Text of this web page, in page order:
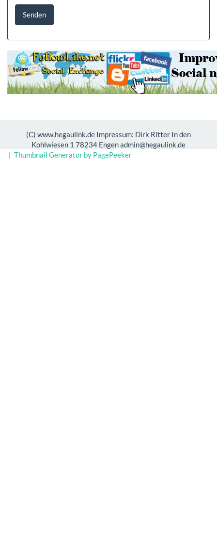
(C) www.hegaulink.de Impressum: Dirk Ritter In den
Kohlwiesen 1 78234 Engen admin@hegaulink.de
| Thumbnail Generator by PagePeeker